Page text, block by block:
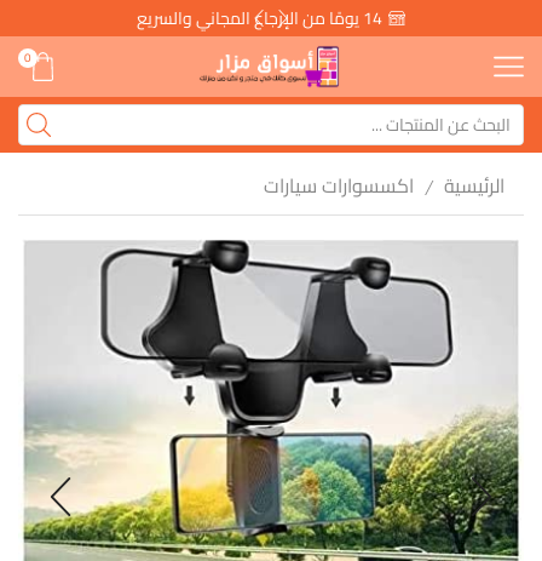
14 يومًا من الإرجاع المجاني والسريع
0
الرئيسية / اكسسوارات سيارات